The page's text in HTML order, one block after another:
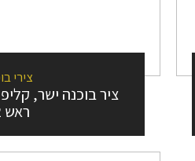
צירי
ציר בוכנה ישר,
ראש 52